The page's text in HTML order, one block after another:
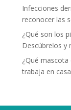
Infecciones
reconocer las
¿Qué son los
Descúbrelos y
¿Qué
trabaja en